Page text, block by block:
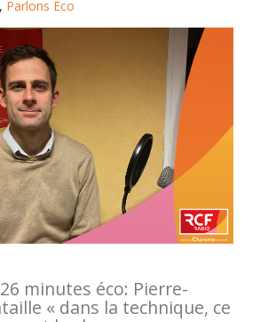
, Parlons Éco
minutes éco: Pierre-
« dans la technique, ce